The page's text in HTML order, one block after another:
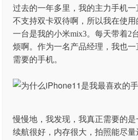
过去的一年多里，我的主力手机一
不支持双卡双待啊，所以我在使
一台是我的小米mix3。每天带着2
烦啊。作为一名产品经理，我也
需要的手机。
慢慢地，我发现，我真正需要的是
续航很好，内存很大，拍照能尽